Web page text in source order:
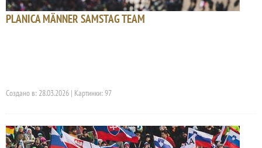
PLANICA MÄNNER SAMSTAG TEAM
Создано в: 28.03.2026 | Картинки: 97